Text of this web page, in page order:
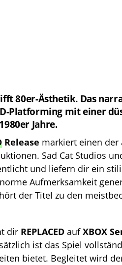
80er-Ästhetik. Das
Platforming mit einer
Jahre.
Release markiert einen der
Sad Cat Studios
und liefern dir ein
Aufmerksamkeit
der Titel zu den
dir REPLACED aufXBOX
ist das Spiel
bietet. Begleitet wird